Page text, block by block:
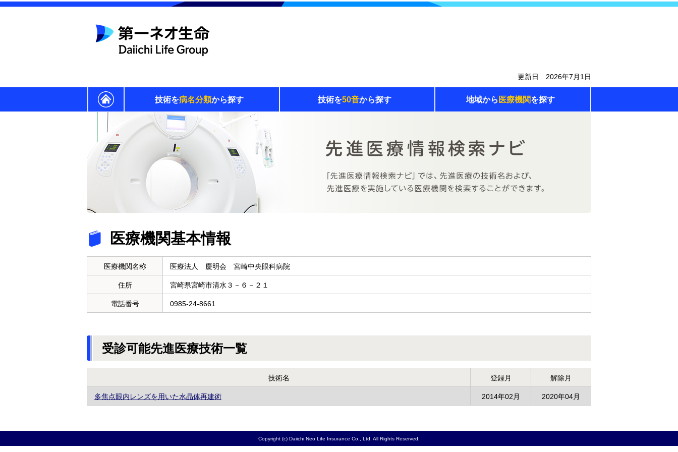
更新日 2026年7月1日
技術を病名分類から探す 技術を50音から探す 地域から 医療機関を探す
医療機関基本情報
医療機関名称 医療法人 慶明会 宮崎中央眼科病院
住所 宮崎県宮崎市清水３－６－２１
電話番号 0985-24-8661
受診可能先進医療技術一覧
技術名 登録月 解除月
多焦点眼内レンズを用いた水晶体再建術 2014年02月 2020年04月
Copyright (c) Daiichi Neo Life Insurance Co., Ltd. All Rights Reserved.